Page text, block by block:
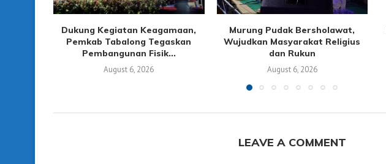
Dukung Kegiatan Keagamaan,
Pemkab Tabalong Tegaskan
Pembangunan Fisik...
August 6, 2026
Murung Pudak Bersholawat,
Wujudkan Masyarakat Religius
dan Rukun
August 6, 2026
LEAVE A COMMENT